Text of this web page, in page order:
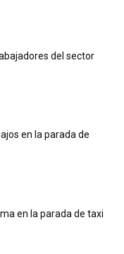
del sector
en la parada de
en la parada de taxi